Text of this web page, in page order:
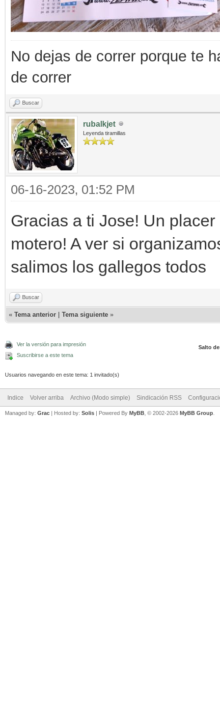
No dejas de correr porque te
de correr
Buscar
rubalkjet
Leyenda tiramillas
06-16-2023, 01:52 PM
Gracias a ti Jose! Un
motero! A ver si
salimos los gallegos todos
Buscar
« Tema anterior Tema siguiente »
Ver la versión para impresión
Suscribirse a este tema
Salto
Usuarios navegando en este tema: 1 invitado(s)
Indice Volver arriba Archivo (Modo simple) Sindicación RSS
Managed by: Grac | Hosted by: Solis | Powered By MyBB , © 2002-2026 MyBB Group